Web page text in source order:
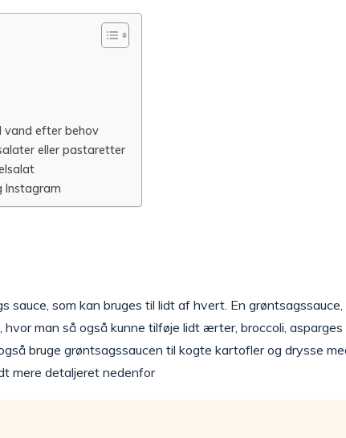
vand efter behov
eller pastaretter
Instagram
sauce, som kan bruges til lidt af hvert. En
hvor man så også kunne tilføje lidt ærter, broccoli,
bruge grøntsagssaucen til kogte kartofler og drysse
mere detaljeret nedenfor